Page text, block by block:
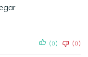
(0) (0)